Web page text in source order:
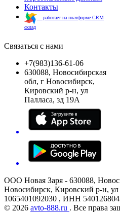
Контакты
работает на платформе CRM
склад
Связаться с нами
+7(983)136-61-06
630088, Новосибирская
обл, г Новосибирск,
Кировский р-н, ул
Палласа, зд 19А
ООО Новая Заря - 630088,
Новосибирск, Кировский р-н,
1065401092030 , ИНН
© 2026 avto-888.ru . Все права